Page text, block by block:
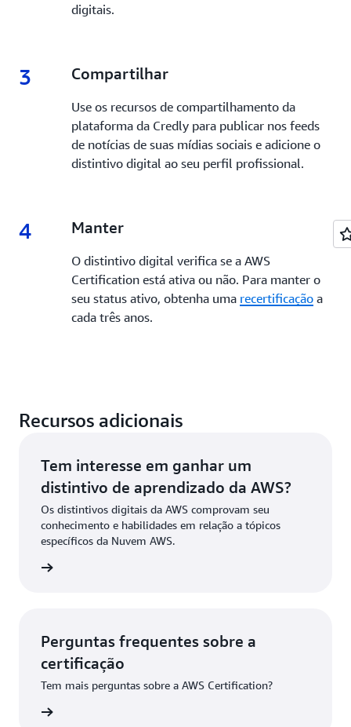
digitais.
3 3.
Compartilhar
Use os recursos de compartilhamento da
plataforma da Credly para publicar nos feeds
de notícias de suas mídias sociais e adicione o
distintivo digital ao seu perfil profissional.
4 4.
Manter
O distintivo digital verifica se a AWS
Certification está ativa ou não. Para manter o
seu status ativo, obtenha uma recertificaçãoa
cada três anos.
Recursos adicionais
Tem interesse em ganhar um
distintivo de aprendizado da AWS?
Os distintivos digitais da AWS comprovam seu
conhecimento e habilidades em relação a tópicos
específicos da Nuvem AWS.
Perguntas frequentes sobre a
certificação
Tem mais perguntas sobre a AWS Certification?